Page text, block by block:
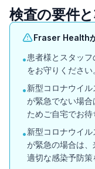
検査の要件
Fraser Health
•患者様とスタッ
をお守りください
•新型コロナウイ
が緊急でない場
ためご自宅でお待
•新型コロナウイ
が緊急の場合は、
適切な感染予防策